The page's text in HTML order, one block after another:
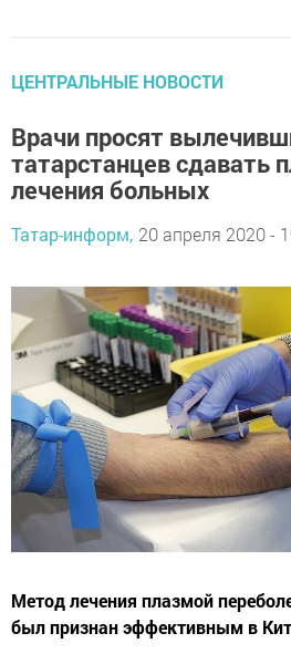
ЦЕНТРАЛЬНЫЕ НОВОСТИ
Врачи просят
татарстанцев сдавать
лечения больных
Татар-информ, 20 апреля 2020 -
Метод лечения плазмой
был признан эффективным в